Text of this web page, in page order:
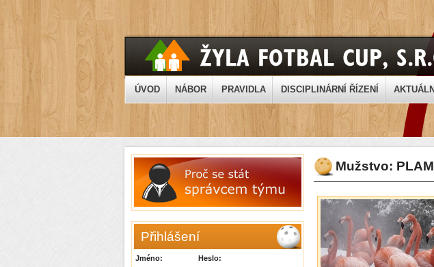
ÚVOD NÁBOR PRAVIDLA DISCIPLINÁRNÍ ŘÍZENÍ
Přihlášení
Jméno: Heslo:
Mužstvo: